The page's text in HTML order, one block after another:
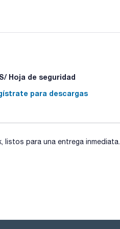
Hoja de seguridad
para descargas
para una entrega inmediata.